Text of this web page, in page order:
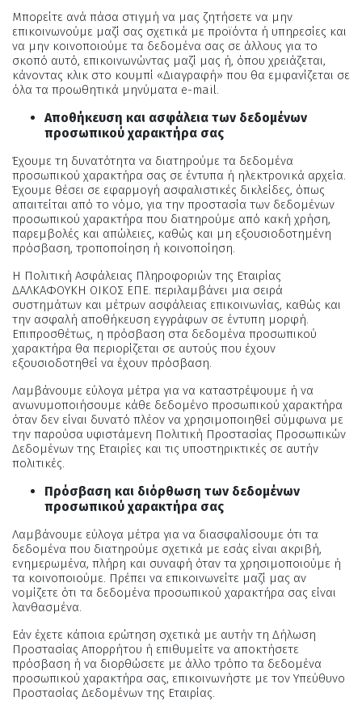
Μπορείτε ανά πάσα στιγμή να μας ζητήσετε να μην
επικοινωνούμε μαζί σας σχετικά με προϊόντα ή υπηρεσίες και
να μην κοινοποιούμε τα δεδομένα σας σε άλλους για το
σκοπό αυτό, επικοινωνώντας μαζί μας ή, όπου χρειάζεται,
κάνοντας κλικ στο κουμπί «Διαγραφή» που θα εμφανίζεται σε
όλα τα προωθητικά μηνύματα e-mail.
Αποθήκευση και ασφάλεια των δεδομένων
προσωπικού χαρακτήρα σας
Έχουμε τη δυνατότητα να διατηρούμε τα δεδομένα
προσωπικού χαρακτήρα σας σε έντυπα ή ηλεκτρονικά αρχεία.
Έχουμε θέσει σε εφαρμογή ασφαλιστικές δικλείδες, όπως
απαιτείται από το νόμο, για την προστασία των δεδομένων
προσωπικού χαρακτήρα που διατηρούμε από κακή χρήση,
παρεμβολές και απώλειες, καθώς και μη εξουσιοδοτημένη
πρόσβαση, τροποποίηση ή κοινοποίηση.
Η Πολιτική Ασφάλειας Πληροφοριών της Εταιρίας
ΔΑΛΚΑΦΟΥΚΗ ΟΙΚΟΣ ΕΠΕ. περιλαμβάνει μια σειρά
συστημάτων και μέτρων ασφάλειας επικοινωνίας, καθώς και
την ασφαλή αποθήκευση εγγράφων σε έντυπη μορφή.
Επιπροσθέτως, η πρόσβαση στα δεδομένα προσωπικού
χαρακτήρα θα περιορίζεται σε αυτούς που έχουν
εξουσιοδοτηθεί να έχουν πρόσβαση.
Λαμβάνουμε εύλογα μέτρα για να καταστρέψουμε ή να
ανωνυμοποιήσουμε κάθε δεδομένο προσωπικού χαρακτήρα
όταν δεν είναι δυνατό πλέον να χρησιμοποιηθεί σύμφωνα με
την παρούσα υφιστάμενη Πολιτική Προστασίας Προσωπικών
Δεδομένων της Εταιρίες και τις υποστηρικτικές σε αυτήν
πολιτικές.
Πρόσβαση και διόρθωση των δεδομένων
προσωπικού χαρακτήρα σας
Λαμβάνουμε εύλογα μέτρα για να διασφαλίσουμε ότι τα
δεδομένα που διατηρούμε σχετικά με εσάς είναι ακριβή,
ενημερωμένα, πλήρη και συναφή όταν τα χρησιμοποιούμε ή
τα κοινοποιούμε. Πρέπει να επικοινωνείτε μαζί μας αν
νομίζετε ότι τα δεδομένα προσωπικού χαρακτήρα σας είναι
λανθασμένα.
Εάν έχετε κάποια ερώτηση σχετικά με αυτήν τη Δήλωση
Προστασίας Απορρήτου ή επιθυμείτε να αποκτήσετε
πρόσβαση ή να διορθώσετε με άλλο τρόπο τα δεδομένα
προσωπικού χαρακτήρα σας, επικοινωνήστε με τον Υπεύθυνο
Προστασίας Δεδομένων της Εταιρίας.